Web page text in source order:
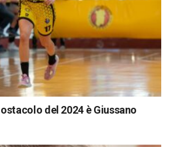
del 2024 è Giussano